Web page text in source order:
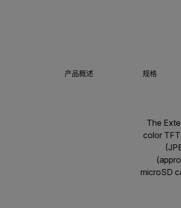
产品概述 规格
The
color
microSD